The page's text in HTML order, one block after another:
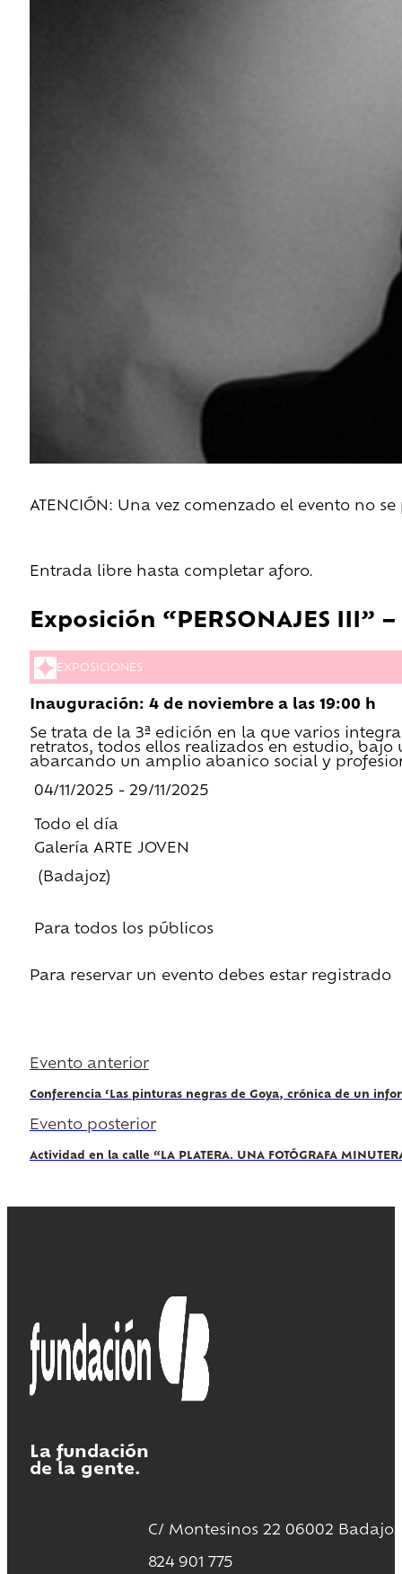
ATENCIÓN: Una vez comenzado el evento no
Entrada libre hasta completar aforo.
Exposición “PERSONAJES III”
EXPOSICIONES
Inauguración: 4 de noviembre a las 19:00 h
Se trata de la 3ª edición en la que varios
retratos, todos ellos realizados en estudio,
abarcando un amplio abanico social y
04/11/2025 - 29/11/2025
Todo el día
Galería ARTE JOVEN
(Badajoz)
Para todos los públicos
Para reservar un evento debes estar registrado
Evento anterior
Conferencia ‘Las pinturas negras de Goya, crónica de un
Evento posterior
Actividad en la calle “LA PLATERA. UNA FOTÓGRAFA
La fundación
de la gente.
C/ Montesinos 22 06002 Badajoz
824 901 775